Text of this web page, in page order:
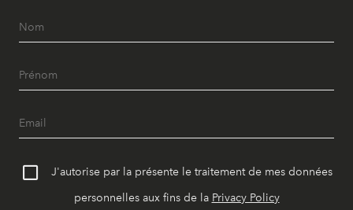
J'autorise par la présente le traitement de mes données
personnelles aux fins de la Privacy Policy